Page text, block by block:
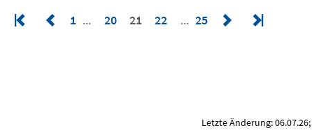
1 20 21 22 25
Letzte Änderung: 06.07.26;